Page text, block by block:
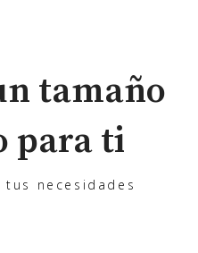
tamaño
para ti
necesidades